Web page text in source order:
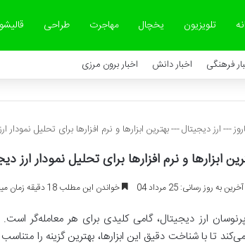
تلویزیون یخچال مهاجرت طراحی
فرهنگی اخبار دانش اخبار برون مرزی
---ارز دیجیتال---بهترین ابزارها و نرم افزارها برای تحلیل نمودار
ابزارها و نرم افزارها برای تحلیل نمودار ارز
آخرین به روز رسانی: 25 مرداد 04 خواندن این مطلب 18 دقیقه زمان میبرد
ارز دیجیتال، گامی کلیدی برای هر معامله‌گر
تا با شناخت دقیق این ابزارها، بهترین گزینه را